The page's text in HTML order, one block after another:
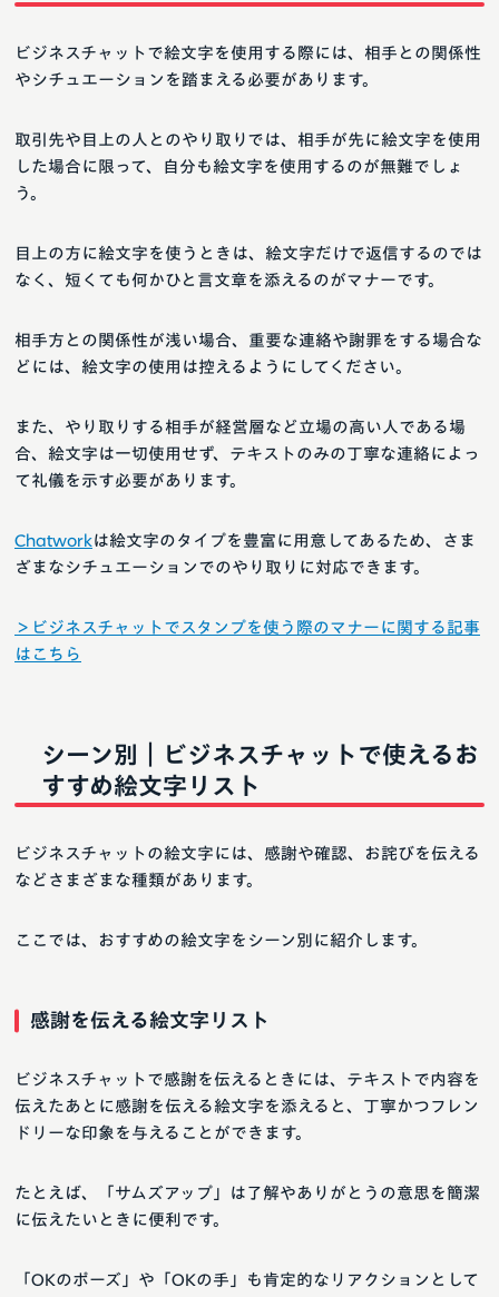
ビジネスチャットで絵文字を使用する際には、相手との関係性
やシチュエーションを踏まえる必要があります。
取引先や目上の人とのやり取りでは、相手が先に絵文字を使用
した場合に限って、自分も絵文字を使用するのが無難でしょ
う。
目上の方に絵文字を使うときは、絵文字だけで返信するのでは
なく、短くても何かひと言文章を添えるのがマナーです。
相手方との関係性が浅い場合、重要な連絡や謝罪をする場合な
どには、絵文字の使用は控えるようにしてください。
また、やり取りする相手が経営層など立場の高い人である場
合、絵文字は一切使用せず、テキストのみの丁寧な連絡によっ
て礼儀を示す必要があります。
Chatworkは絵文字のタイプを豊富に用意してあるため、さま
ざまなシチュエーションでのやり取りに対応できます。
＞ビジネスチャットでスタンプを使う際のマナーに関する記事
はこちら
シーン別｜ビジネスチャットで使えるお
すすめ絵文字リスト
ビジネスチャットの絵文字には、感謝や確認、お詫びを伝える
などさまざまな種類があります。
ここでは、おすすめの絵文字をシーン別に紹介します。
感謝を伝える絵文字リスト
ビジネスチャットで感謝を伝えるときには、テキストで内容を
伝えたあとに感謝を伝える絵文字を添えると、丁寧かつフレン
ドリーな印象を与えることができます。
たとえば、「サムズアップ」は了解やありがとうの意思を簡潔
に伝えたいときに便利です。
「OKのポーズ」や「OKの手」も肯定的なリアクションとして